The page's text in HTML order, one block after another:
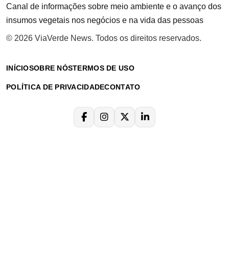
Canal de informações sobre meio ambiente e o avanço dos
insumos vegetais nos negócios e na vida das pessoas
© 2026 ViaVerde News. Todos os direitos reservados.
INÍCIOSOBRE NÓSTERMOS DE USO
POLÍTICA DE PRIVACIDADECONTATO